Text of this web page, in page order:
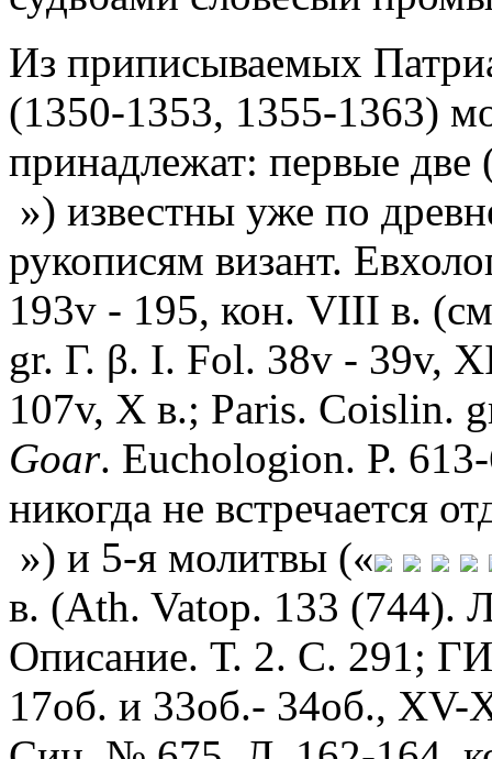
Из приписываемых
(1350-1353, 1355-1363)
принадлежат: первые две
») известны уже по
рукописям визант.
193v - 195, кон. VIII в.
gr. Γ. β. I. Fol. 38v - 39v,
107v, Х в.; Paris. Coislin.
Goar. Euchologion. P.
никогда не встречается
») и 5-я молитвы («
в. (Ath. Vatop. 133 (744).
Описание. Т. 2. С. 291;
17об. и 33об.- 34об.,